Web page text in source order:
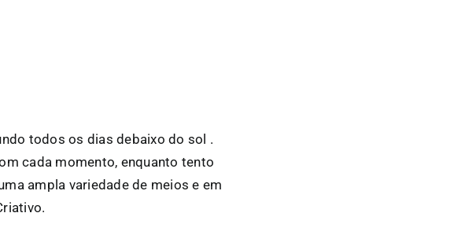
todos os dias debaixo do sol .
cada momento, enquanto tento
ampla variedade de meios e em